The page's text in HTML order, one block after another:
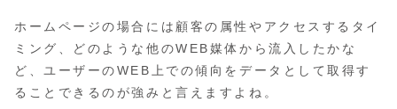
ホームページの場合には顧客の属性やアクセスするタイ
ミング、どのような他のWEB媒体から流入したかな
ど、ユーザーのWEB上での傾向をデータとして取得す
ることできるのが強みと言えますよね。